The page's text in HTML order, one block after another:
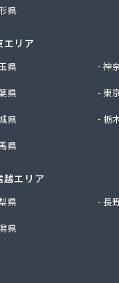
県
エリア
県
神
県
東
県
栃
県
越エリア
県
長
県